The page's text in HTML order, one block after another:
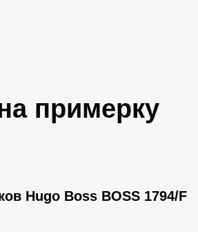
примерку
Hugo Boss BOSS 1794/F